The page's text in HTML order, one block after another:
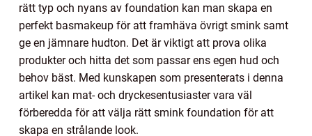
rätt typ och nyans av foundation kan man skapa en
perfekt basmakeup för att framhäva övrigt smink samt
ge en jämnare hudton. Det är viktigt att prova olika
produkter och hitta det som passar ens egen hud och
behov bäst. Med kunskapen som presenterats i denna
artikel kan mat- och dryckesentusiaster vara väl
förberedda för att välja rätt smink foundation för att
skapa en strålande look.